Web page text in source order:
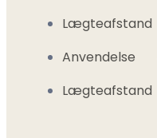
Lægteafstand
Anvendelse
Lægteafstand